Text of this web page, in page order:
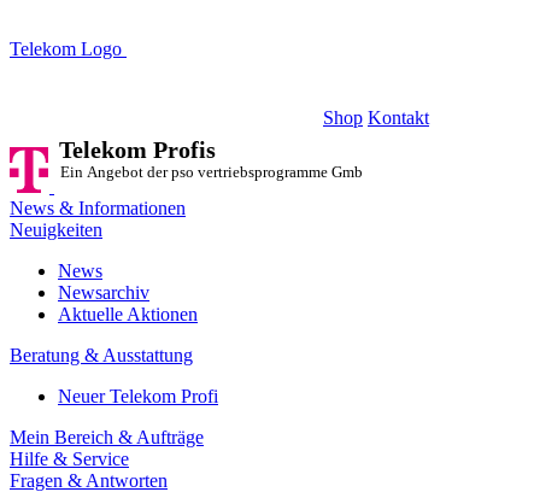
Telekom Logo
Shop Kontakt
Telekom Profis
Ein Angebot der pso vertriebsprogramme GmbH
News & Informationen
Neuigkeiten
News
Newsarchiv
Aktuelle Aktionen
Beratung & Ausstattung
Neuer Telekom Profi
Mein Bereich & Aufträge
Hilfe & Service
Fragen & Antworten